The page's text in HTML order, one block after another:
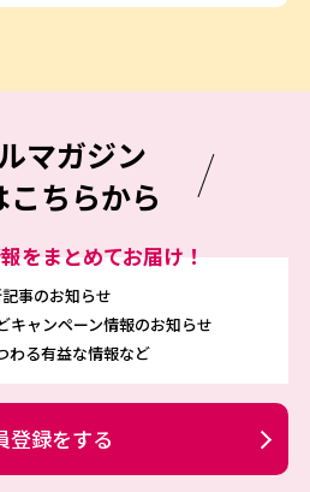
マガジン
こちらから
をまとめてお届け！
事のお知らせ
キャンペーン情報のお知らせ
わる有益な情報など
登録をする